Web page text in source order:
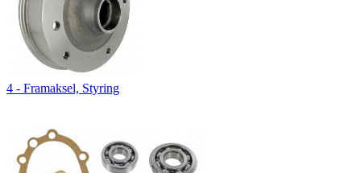
4 - Framaksel, Styring